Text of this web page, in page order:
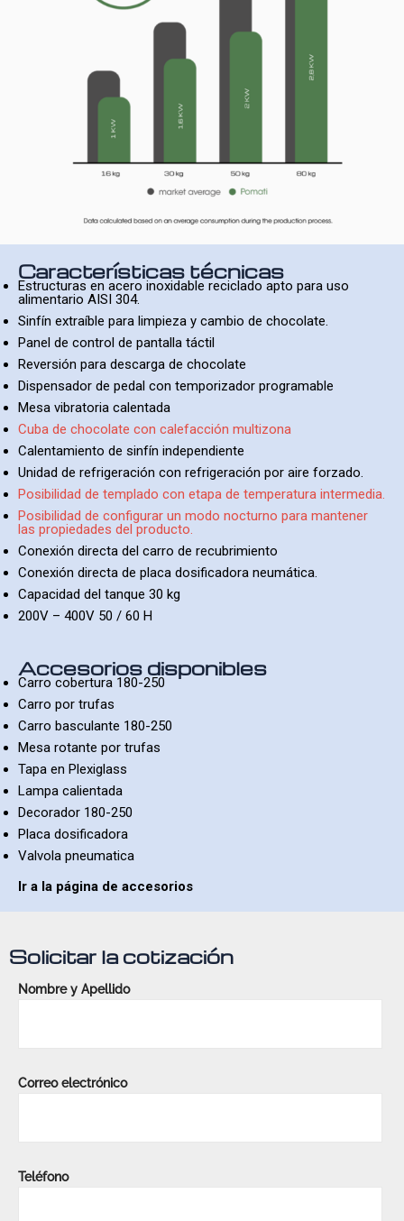
Características técnicas
Estructuras en acero inoxidable reciclado apto para uso
alimentario AISI 304.
Sinfín extraíble para limpieza y cambio de chocolate.
Panel de control de pantalla táctil
Reversión para descarga de chocolate
Dispensador de pedal con temporizador programable
Mesa vibratoria calentada
Cuba de chocolate con calefacción multizona
Calentamiento de sinfín independiente
Unidad de refrigeración con refrigeración por aire forzado.
Posibilidad de templado con etapa de temperatura intermedia.
Posibilidad de configurar un modo nocturno para mantener
las propiedades del producto.
Conexión directa del carro de recubrimiento
Conexión directa de placa dosificadora neumática.
Capacidad del tanque 30 kg
200V – 400V 50 / 60 H
Accesorios disponibles
Carro cobertura 180-250
Carro por trufas
Carro basculante 180-250
Mesa rotante por trufas
Tapa en Plexiglass
Lampa calientada
Decorador 180-250
Placa dosificadora
Valvola pneumatica
Ir a la página de accesorios
Solicitar la cotización
Nombre y Apellido
Correo electrónico
Teléfono